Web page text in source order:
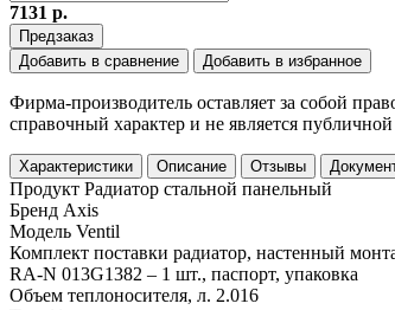
7131 р.
Предзаказ
Добавить в сравнение
Добавить в избранное
Фирма-производитель оставляет за собой
справочный характер и не является
Характеристики Описание Отзывы
Продукт Радиатор стальной панельный
Бренд Axis
Модель Ventil
Комплект поставки радиатор, настенный
RA-N 013G1382 – 1 шт., паспорт, упаковка
Объем теплоносителя, л. 2.016